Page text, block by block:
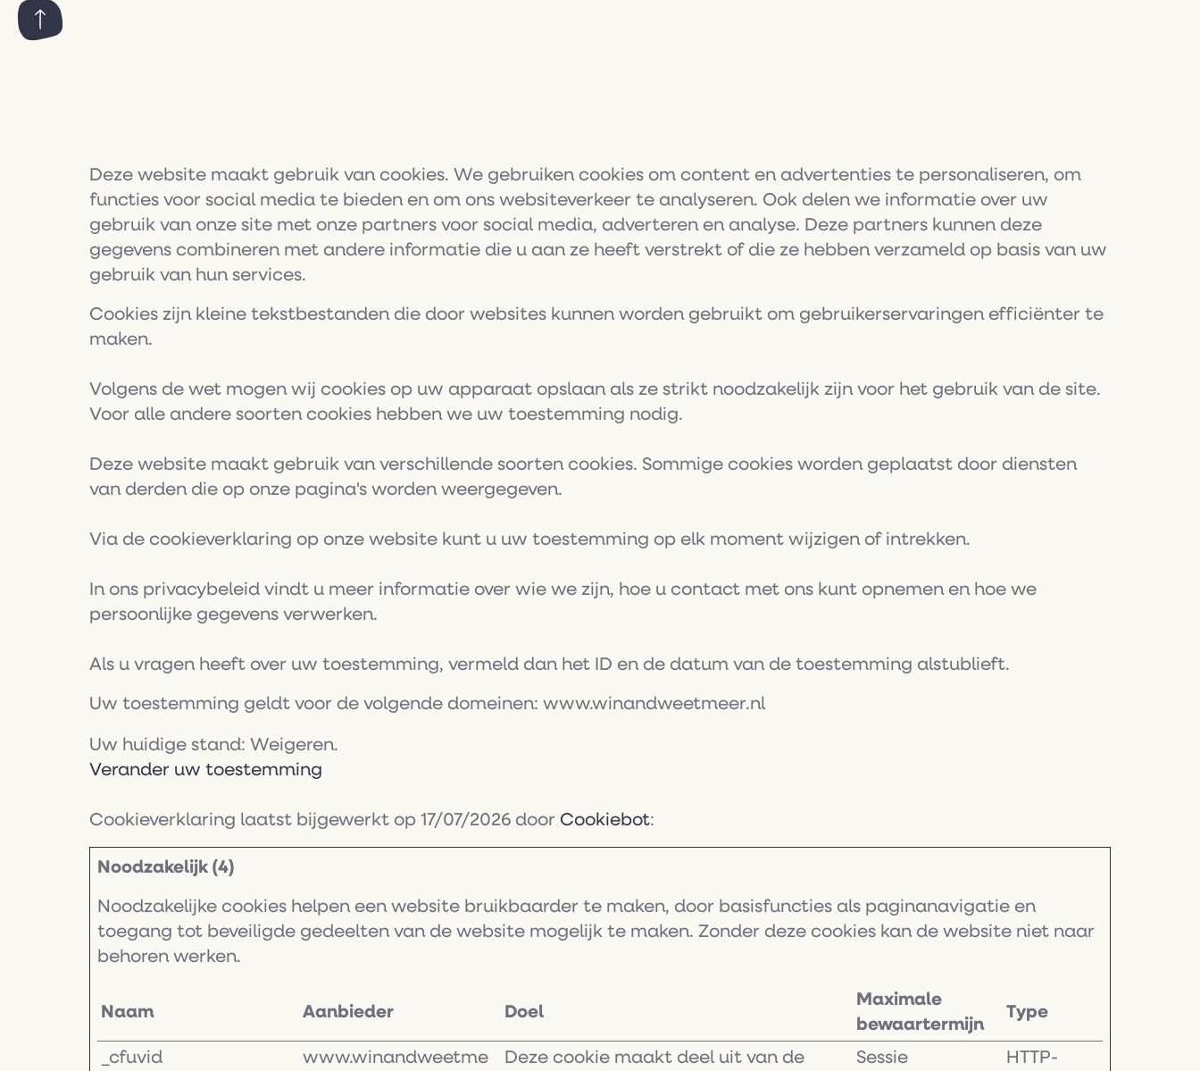
Deze website maakt gebruik van cookies. We gebruiken cookies om content en advertenties te personaliseren, om
functies voor social media te bieden en om ons websiteverkeer te analyseren. Ook delen we informatie over uw
gebruik van onze site met onze partners voor social media, adverteren en analyse. Deze partners kunnen deze
gegevens combineren met andere informatie die u aan ze heeft verstrekt of die ze hebben verzameld op basis van uw
gebruik van hun services.
Cookies zijn kleine tekstbestanden die door websites kunnen worden gebruikt om gebruikerservaringen efficiënter te
maken.
Volgens de wet mogen wij cookies op uw apparaat opslaan als ze strikt noodzakelijk zijn voor het gebruik van de site.
Voor alle andere soorten cookies hebben we uw toestemming nodig.
Deze website maakt gebruik van verschillende soorten cookies. Sommige cookies worden geplaatst door diensten
van derden die op onze pagina's worden weergegeven.
Via de cookieverklaring op onze website kunt u uw toestemming op elk moment wijzigen of intrekken.
In ons privacybeleid vindt u meer informatie over wie we zijn, hoe u contact met ons kunt opnemen en hoe we
persoonlijke gegevens verwerken.
Als u vragen heeft over uw toestemming, vermeld dan het ID en de datum van de toestemming alstublieft.
Uw toestemming geldt voor de volgende domeinen: www.winandweetmeer.nl
Uw huidige stand: Weigeren.
Verander uw toestemming
Cookieverklaring laatst bijgewerkt op 17/07/2026 door Cookiebot:
Noodzakelijk (4)
Noodzakelijke cookies helpen een website bruikbaarder te maken, door basisfuncties als paginanavigatie en
toegang tot beveiligde gedeelten van de website mogelijk te maken. Zonder deze cookies kan de website niet naar
behoren werken.
Naam Aanbieder Doel
Maximale
bewaartermijn
Type
_cfuvid www.winandweetme Deze cookie maakt deel uit van de Sessie HTTP-